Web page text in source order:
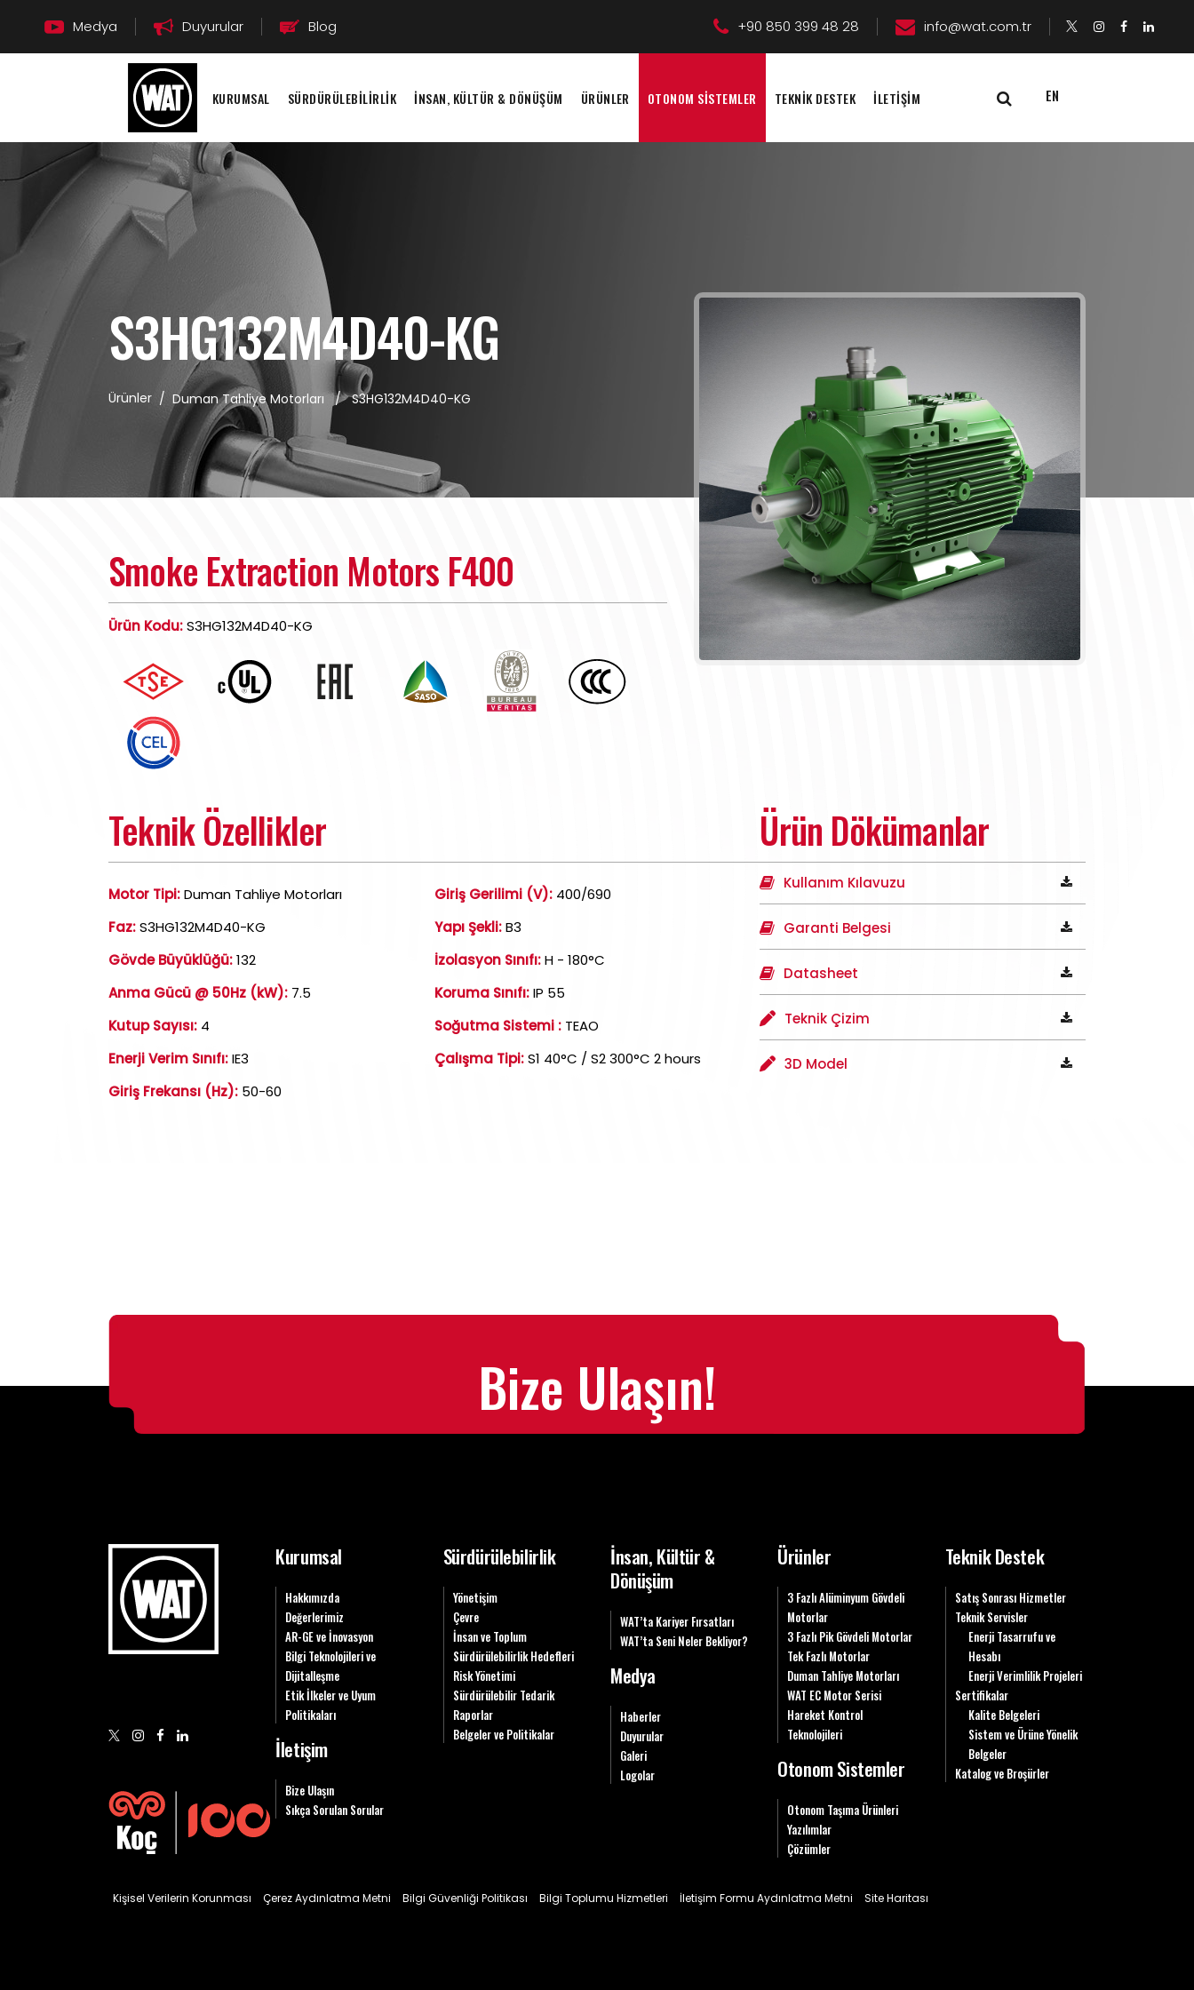
Medya Duyurular Blog +90 850 399 48 28 info@wat.com.tr
KURUMSAL SÜRDÜRÜLEBİLİRLİK İNSAN, KÜLTÜR & DÖNÜŞÜM ÜRÜNLER OTONOM SİSTEMLER TEKNİK DESTEK İLETİŞİM EN
S3HG132M4D40-KG
Ürünler / Duman Tahliye Motorları / S3HG132M4D40-KG
Smoke Extraction Motors F400
Ürün Kodu:S3HG132M4D40-KG
Teknik Özellikler
Motor Tipi:Duman Tahliye Motorları
Faz:S3HG132M4D40-KG
Gövde Büyüklüğü:132
Anma Gücü @ 50Hz (kW): 7.5
Kutup Sayısı: 4
Enerji Verim Sınıfı:IE3
Giriş Frekansı (Hz): 50-60
Giriş Gerilimi (V):400/690
Yapı Şekli:B3
İzolasyon Sınıfı:H - 180°C
Koruma Sınıfı:IP 55
Soğutma Sistemi :TEAO
Çalışma Tipi:S1 40°C / S2 300°C 2 hours
Ürün Dökümanlar
Kullanım Kılavuzu
Garanti Belgesi
Datasheet
Teknik Çizim
3D Model
Bize Ulaşın!
Kurumsal
Hakkımızda
Değerlerimiz
AR-GE ve İnovasyon
Bilgi Teknolojileri ve
Dijitalleşme
Etik İlkeler ve Uyum
Politikaları
İletişim
Bize Ulaşın
Sıkça Sorulan Sorular
Sürdürülebilirlik
Yönetişim
Çevre
İnsan ve Toplum
Sürdürülebilirlik Hedefleri
Risk Yönetimi
Sürdürülebilir Tedarik
Raporlar
Belgeler ve Politikalar
İnsan, Kültür &
Dönüşüm
WAT’ta Kariyer Fırsatları
WAT’ta Seni Neler Bekliyor?
Medya
Haberler
Duyurular
Galeri
Logolar
Ürünler
3 Fazlı Alüminyum Gövdeli
Motorlar
3 Fazlı Pik Gövdeli Motorlar
Tek Fazlı Motorlar
Duman Tahliye Motorları
WAT EC Motor Serisi
Hareket Kontrol
Teknolojileri
Otonom Sistemler
Otonom Taşıma Ürünleri
Yazılımlar
Çözümler
Teknik Destek
Satış Sonrası Hizmetler
Teknik Servisler
Enerji Tasarrufu ve
Hesabı
Enerji Verimlilik Projeleri
Sertifikalar
Kalite Belgeleri
Sistem ve Ürüne Yönelik
Belgeler
Katalog ve Broşürler
Kişisel Verilerin Korunması Çerez Aydınlatma Metni Bilgi Güvenliği Politikası Bilgi Toplumu Hizmetleri İletişim Formu Aydınlatma Metni Site Haritası